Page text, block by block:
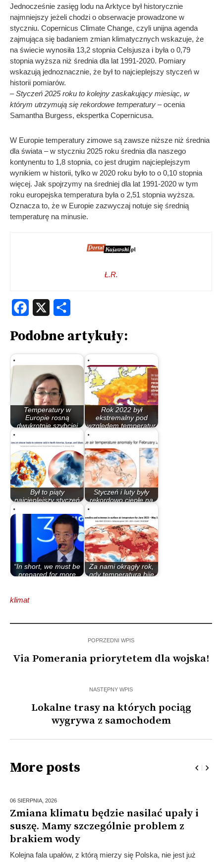
Jednocześnie zasięg lodu na Arktyce był historycznie
najmniejszy jeżeli chodzi o obserwacje prowadzone w
styczniu. Copernicus Climate Change, czyli unijna agenda
zajmująca się badaniem zmian klimatycznych wskazuje, że
na świecie wynosiła 13,2 stopnia Celsjusza i była o 0,79
stopnia wyższa niż średnia dla lat 1991-2020. Pomiary
wskazują jednoznacznie, że był to najcieplejszy styczeń w
historii pomiarów.
– Styczeń 2025 roku to kolejny zaskakujący miesiąc, w
którym utrzymują się rekordowe temperatury – ocenia
Samantha Burgess, ekspertka Copernicusa.
W Europie temperatury zimowe są zawsze niższe niż średnia
dla świata – w styczniu 2025 roku średnia dla naszego
kontynentu to 1,8 stopnia, co jest drugim najcieplejszym
wynikiem w historii, tylko w 2020 roku było to o 0,10 stopnia
więcej. Jak spojrzymy na średniej dla lat 1991-2020 w tym
roku europejska temperatura była o 2,51 stopnia wyższa.
Oznacza to, że w Europie zazwyczaj notuje się średnią
temperaturę na minusie.
Ł.R.
Facebook
Podobne artykuły:
Temperatury w
Europie rosną
dwukrotnie szybciej
Rok 2022 był
ekstremalny pod
względem temperatur
Był to piąty
najcieplejszy styczeń
Styczeń i luty były
rekordowo ciepłe na
“In short, we must be
prepared for more
Za nami okrągły rok,
gdy temperatura bije
klimat
POPRZEDNI WPIS
Via Pomerania priorytetem dla wojska!
NASTĘPNY WPIS
Lokalne trasy na których pociąg
wygrywa z samochodem
More posts
06 SIERPNIA, 2026
Zmiana klimatu będzie nasilać upały i
suszę. Mamy szczególnie problem z
brakiem wody
Kolejna fala upałów, z którą mierzy się Polska, nie jest już